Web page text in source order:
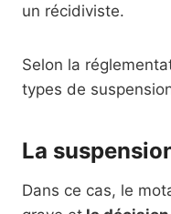
un récidiviste.
Selon la
types de
La
Dans ce cas, le